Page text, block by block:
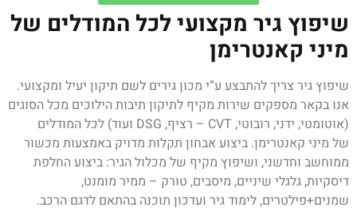
שיפוץ גיר מקצועי לכל המודלים של
מיני קאנטרימן
שיפוץ גיר צריך להתבצע ע”י מכון גירים לשם תיקון יעיל ומקצועי.
אנו בקאר מספקים שירות מקיף לתיקון תיבות הילוכים מכל הסוגים
(אוטומטי, ידני, רובוטי, CVT – רציף, DSG ועוד) לכל המודלים
של מיני קאנטרימן. ביצוע אבחון תקלות מדויק באמצעות מכשור
ממוחשב וחדשני, ושיפוץ מקיף של מכלול הגיר: ביצוע החלפת
דיסקיות, גלגלי שיניים, מיסבים, טורק – ממיר מומנט,
שמנים+פילטרים, לימוד גיר ועדכון תוכנה בהתאם לדגם הרכב.